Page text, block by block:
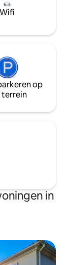
zwemmen in het
genieten van je
Wifi
op
terrein
in